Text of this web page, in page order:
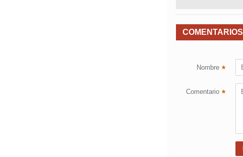
COMENTARIOS
Nombre *
Comentario *